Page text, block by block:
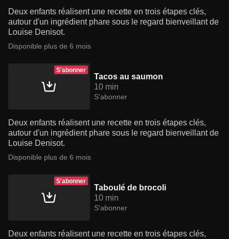
Deux enfants réalisent une recette en trois étapes clés,
autour d'un ingrédient phare sous le regard bienveillant de
Louise Denisot.
Disponible plus de 6 mois
S'abonner
Tacos au saumon
10 min
S'abonner
Deux enfants réalisent une recette en trois étapes clés,
autour d'un ingrédient phare sous le regard bienveillant de
Louise Denisot.
Disponible plus de 6 mois
S'abonner
Taboulé de brocoli
10 min
S'abonner
Deux enfants réalisent une recette en trois étapes clés,